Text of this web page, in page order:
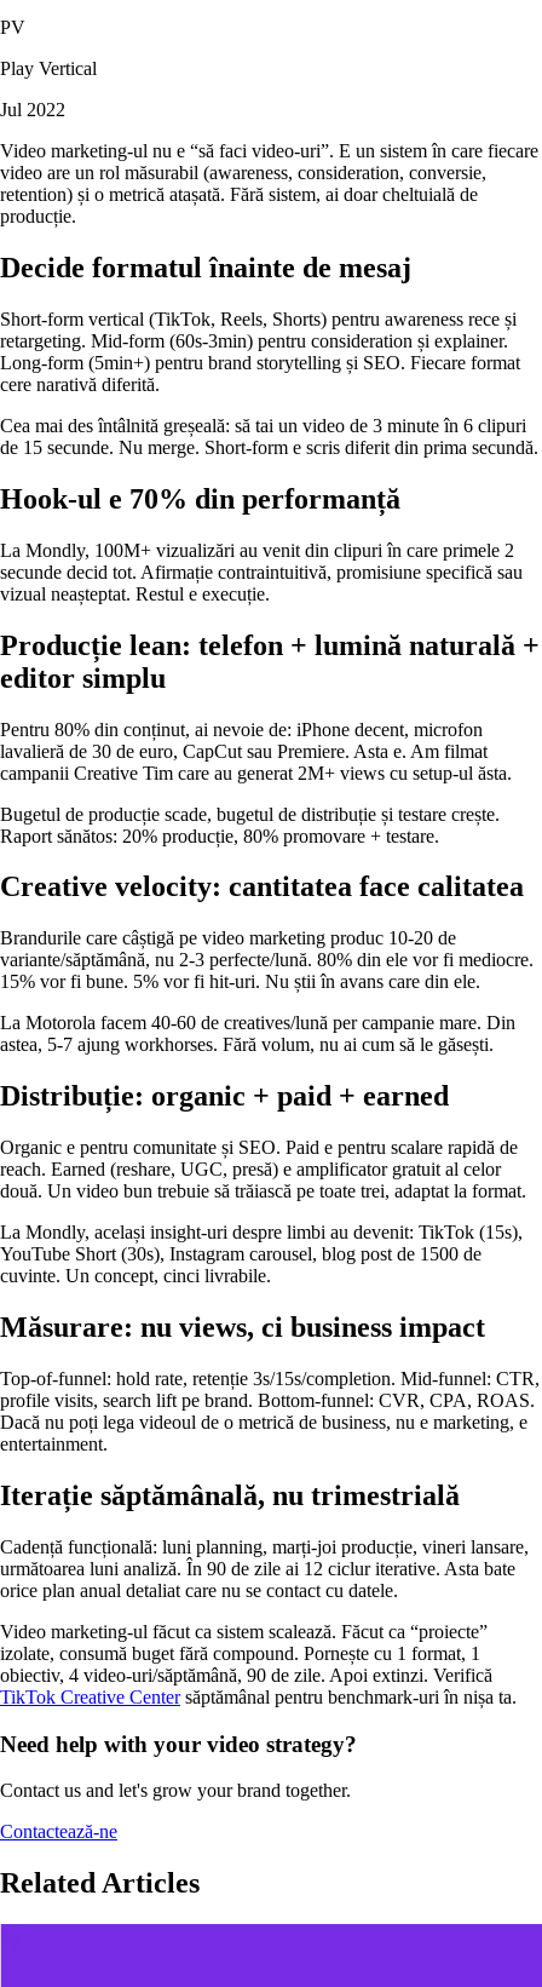
PV
Play Vertical
Jul 2022
Video marketing-ul nu e “să faci video-uri”. E un sistem în care fiecare
video are un rol măsurabil (awareness, consideration, conversie,
retention) și o metrică atașată. Fără sistem, ai doar cheltuială de
producție.
Decide formatul înainte de mesaj
Short-form vertical (TikTok, Reels, Shorts) pentru awareness rece și
retargeting. Mid-form (60s-3min) pentru consideration și explainer.
Long-form (5min+) pentru brand storytelling și SEO. Fiecare format
cere narativă diferită.
Cea mai des întâlnită greșeală: să tai un video de 3 minute în 6 clipuri
de 15 secunde. Nu merge. Short-form e scris diferit din prima secundă.
Hook-ul e 70% din performanță
La Mondly, 100M+ vizualizări au venit din clipuri în care primele 2
secunde decid tot. Afirmație contraintuitivă, promisiune specifică sau
vizual neașteptat. Restul e execuție.
Producție lean: telefon + lumină naturală +
editor simplu
Pentru 80% din conținut, ai nevoie de: iPhone decent, microfon
lavalieră de 30 de euro, CapCut sau Premiere. Asta e. Am filmat
campanii Creative Tim care au generat 2M+ views cu setup-ul ăsta.
Bugetul de producție scade, bugetul de distribuție și testare crește.
Raport sănătos: 20% producție, 80% promovare + testare.
Creative velocity: cantitatea face calitatea
Brandurile care câștigă pe video marketing produc 10-20 de
variante/săptămână, nu 2-3 perfecte/lună. 80% din ele vor fi mediocre.
15% vor fi bune. 5% vor fi hit-uri. Nu știi în avans care din ele.
La Motorola facem 40-60 de creatives/lună per campanie mare. Din
astea, 5-7 ajung workhorses. Fără volum, nu ai cum să le găsești.
Distribuție: organic + paid + earned
Organic e pentru comunitate și SEO. Paid e pentru scalare rapidă de
reach. Earned (reshare, UGC, presă) e amplificator gratuit al celor
două. Un video bun trebuie să trăiască pe toate trei, adaptat la format.
La Mondly, același insight-uri despre limbi au devenit: TikTok (15s),
YouTube Short (30s), Instagram carousel, blog post de 1500 de
cuvinte. Un concept, cinci livrabile.
Măsurare: nu views, ci business impact
Top-of-funnel: hold rate, retenție 3s/15s/completion. Mid-funnel: CTR,
profile visits, search lift pe brand. Bottom-funnel: CVR, CPA, ROAS.
Dacă nu poți lega videoul de o metrică de business, nu e marketing, e
entertainment.
Iterație săptămânală, nu trimestrială
Cadență funcțională: luni planning, marți-joi producție, vineri lansare,
următoarea luni analiză. În 90 de zile ai 12 ciclur iterative. Asta bate
orice plan anual detaliat care nu se contact cu datele.
Video marketing-ul făcut ca sistem scalează. Făcut ca “proiecte”
izolate, consumă buget fără compound. Pornește cu 1 format, 1
obiectiv, 4 video-uri/săptămână, 90 de zile. Apoi extinzi. Verifică
TikTok Creative Centersăptămânal pentru benchmark-uri în nișa ta.
Need help with your video strategy?
Contact us and let's grow your brand together.
Contactează-ne
Related Articles